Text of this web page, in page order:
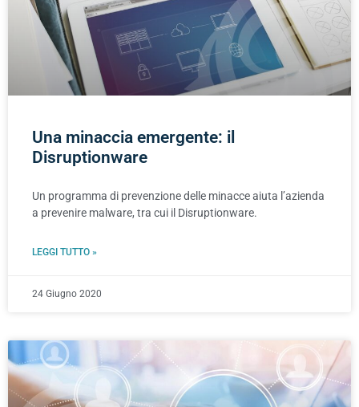
Una minaccia emergente: il
Disruptionware
Un programma di prevenzione delle minacce aiuta l’azienda
a prevenire malware, tra cui il Disruptionware.
LEGGI TUTTO »
24 Giugno 2020